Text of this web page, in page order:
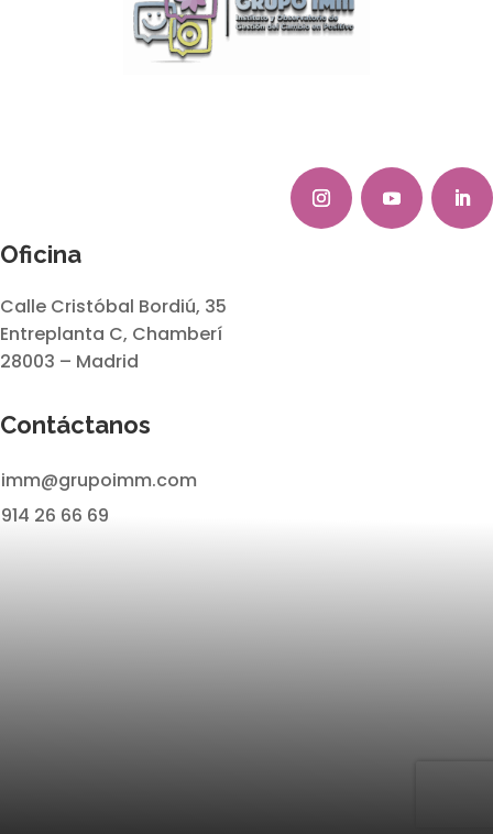
Oficina
Calle Cristóbal Bordiú, 35
Entreplanta C, Chamberí
28003 – Madrid
Contáctanos
imm@grupoimm.com
914 26 66 69